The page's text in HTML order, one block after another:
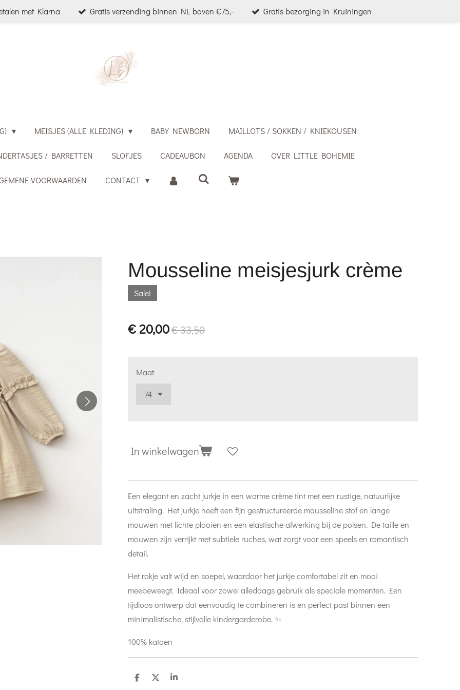
met Klarna Gratis verzending binnen NL boven €75,- Gratis bezorging in Kruiningen
MEISJES (ALLE KLEDING) BABY NEWBORN MAILLOTS / SOKKEN / KNIEKOUSEN
/ BARRETTEN SLOFJES CADEAUBON AGENDA OVER LITTLE BOHEMIE
VOORWAARDEN CONTACT
Mousseline meisjesjurk crème
Sale!
€ 20,00€ 33,50
Maat
In winkelwagen
Een elegant en zacht jurkje in een warme crème tint met een rustige, natuurlijke
uitstraling. Het jurkje heeft een fijn gestructureerde mousseline stof en lange
mouwen met lichte plooien en een elastische afwerking bij de polsen. De taille en
mouwen zijn verrijkt met subtiele ruches, wat zorgt voor een speels en romantisch
detail.
Het rokje valt wijd en soepel, waardoor het jurkje comfortabel zit en mooi
meebeweegt. Ideaal voor zowel alledaags gebruik als speciale momenten. Een
tijdloos ontwerp dat eenvoudig te combineren is en perfect past binnen een
minimalistische, stijlvolle kindergarderobe. ✨
100% katoen
D
D
S